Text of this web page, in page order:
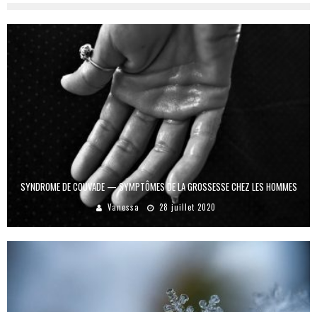
SYNDROME DE COUVADE — SYMPTÔMES DE LA GROSSESSE CHEZ LES HOMMES
Vanessa 28 juillet 2020